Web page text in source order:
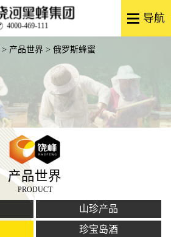
4000-469-111
> 产品世界> 俄罗斯蜂蜜
产品世界
PRODUCT
山珍产品
珍宝岛酒